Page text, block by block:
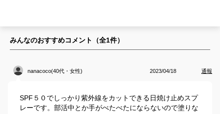
みんなのおすすめコメント（全1件）
nanacoco(40代・女性) 2023/04/18 通報
SPF５０でしっかり紫外線をカットできる日焼け止めスプ
レーです。部活中とか手がべたべたにならないので塗りな